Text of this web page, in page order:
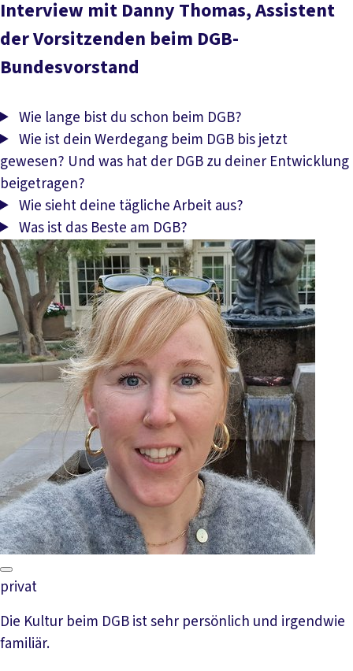
Interview mit Danny Thomas, Assistent
der Vorsitzenden beim DGB-
Bundesvorstand
Wie lange bist du schon beim DGB?
Wie ist dein Werdegang beim DGB bis jetzt
gewesen? Und was hat der DGB zu deiner Entwicklung
beigetragen?
Wie sieht deine tägliche Arbeit aus?
Was ist das Beste am DGB?
privat
Die Kultur beim DGB ist sehr persönlich und irgendwie
familiär.